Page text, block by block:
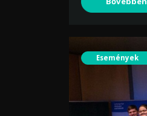
Események